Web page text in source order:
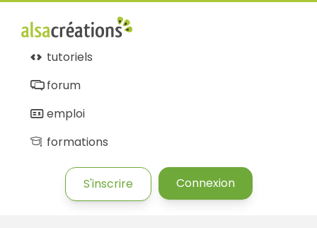
tutoriels
forum
emploi
formations
S'inscrire Connexion